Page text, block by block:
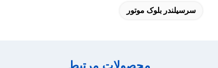
سرسیلندر بلوک موتور
محصولات مرتبط